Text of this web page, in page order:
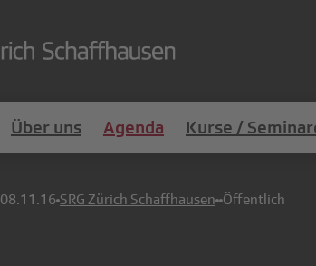
Über uns Agenda Kurse /
08.11.16 SRG Zürich Schaffhausen Öffentlich